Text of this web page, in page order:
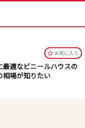
お気に⼊り
最適なビニールハウスの
相場が知りたい